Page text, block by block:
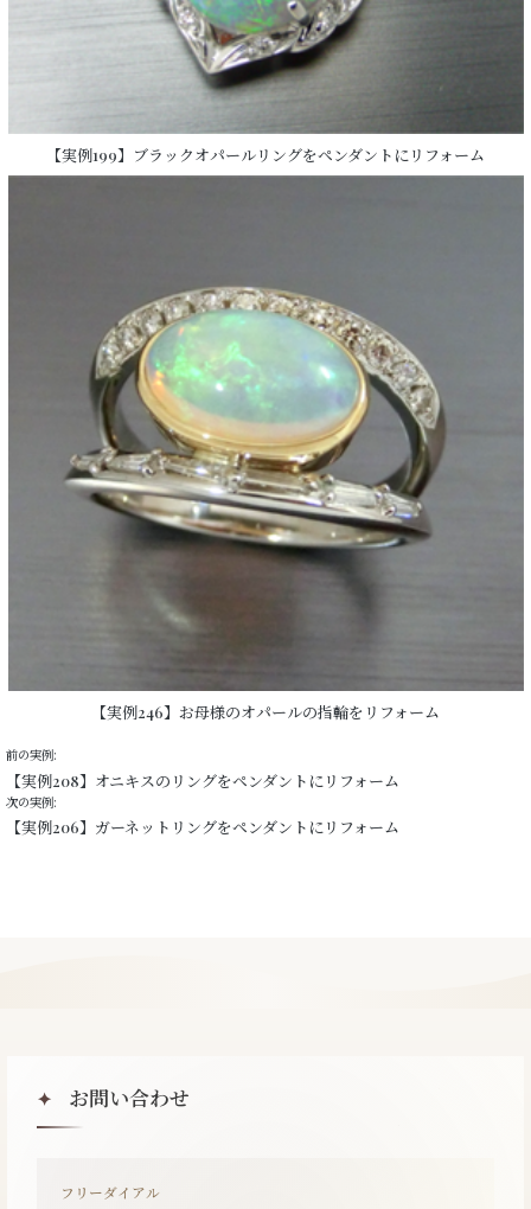
【実例199】ブラックオパールリングをペンダントにリフォーム
【実例246】お母様のオパールの指輪をリフォーム
前の実例:
【実例208】オニキスのリングをペンダントにリフォーム
次の実例:
【実例206】ガーネットリングをペンダントにリフォーム
✦ お問い合わせ
フリーダイアル